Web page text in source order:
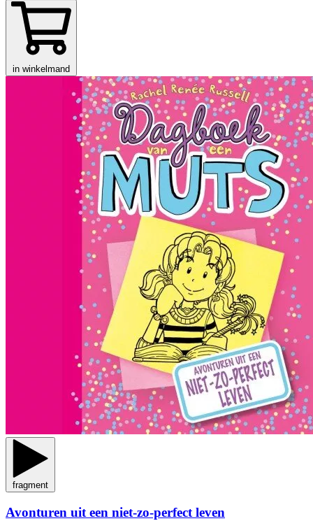
in winkelmand
fragment
Avonturen uit een niet-zo-perfect leven